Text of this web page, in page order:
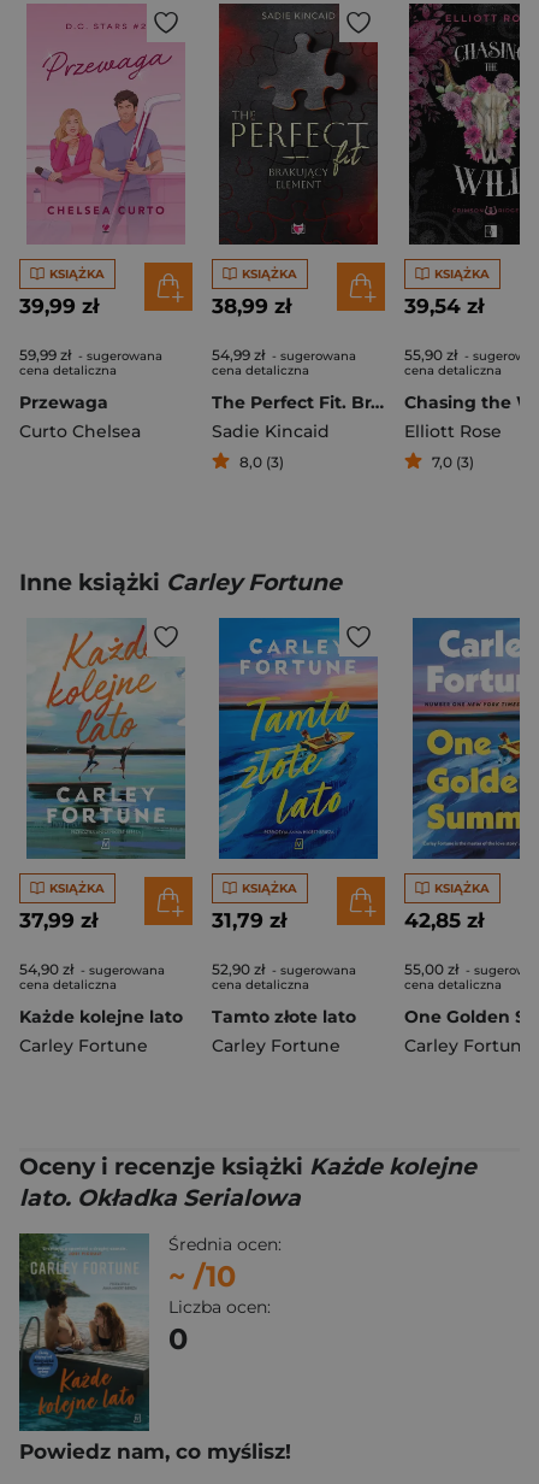
KSIĄŻKA
39,99 zł
59,99 zł - sugerowana
cena detaliczna
Przewaga
Curto Chelsea
KSIĄŻKA
38,99 zł
54,99 zł - sugerowana
cena detaliczna
The Perfect Fit. Brakujący element
Sadie Kincaid
8,0 (3)
KSIĄŻKA
39,54 zł
55,90 zł -
cena detaliczna
Chasing the
Elliott Rose
7,0 (3)
Inne książki Carley Fortune
KSIĄŻKA
37,99 zł
54,90 zł - sugerowana
cena detaliczna
Każde kolejne lato
Carley Fortune
KSIĄŻKA
31,79 zł
52,90 zł - sugerowana
cena detaliczna
Tamto złote lato
Carley Fortune
KSIĄŻKA
42,85 zł
55,00 zł -
cena detaliczna
Carley Fortune
Oceny i recenzje książki Każde kolejne
lato. Okładka Serialowa
Średnia ocen:
~ /10
Liczba ocen:
0
Powiedz nam, co myślisz!